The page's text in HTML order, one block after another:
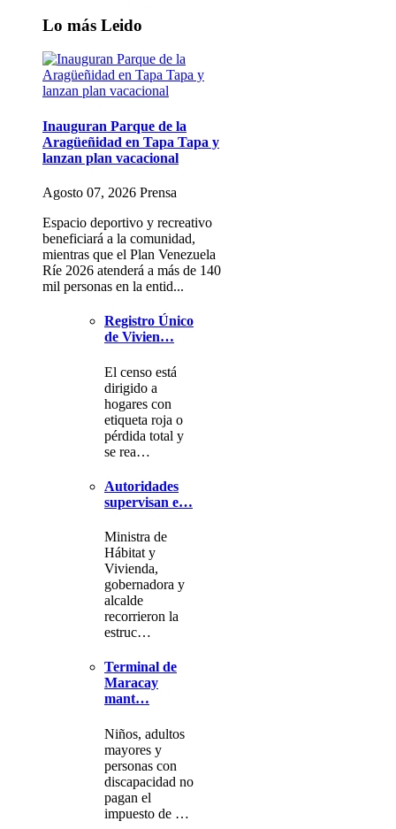
Lo más Leido
Inauguran Parque de la
Aragüeñidad en Tapa Tapa y
lanzan plan vacacional
Agosto 07, 2026 Prensa
Espacio deportivo y recreativo
beneficiará a la comunidad,
mientras que el Plan Venezuela
Ríe 2026 atenderá a más de 140
mil personas en la entid...
Registro Único
de Vivien…
El censo está
dirigido a
hogares con
etiqueta roja o
pérdida total y
se rea…
Autoridades
supervisan e…
Ministra de
Hábitat y
Vivienda,
gobernadora y
alcalde
recorrieron la
estruc…
Terminal de
Maracay
mant…
Niños, adultos
mayores y
personas con
discapacidad no
pagan el
impuesto de …